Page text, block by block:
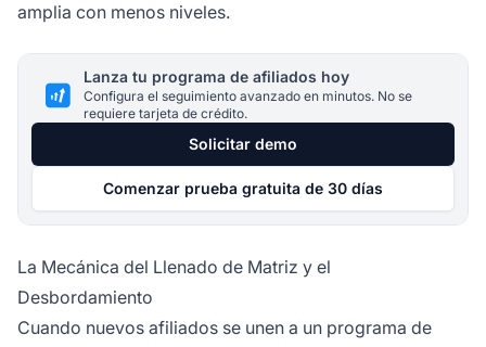
amplia con menos niveles.
Lanza tu programa de afiliados hoy
Configura el seguimiento avanzado en minutos. No se
requiere tarjeta de crédito.
Solicitar demo
Comenzar prueba gratuita de 30 días
La Mecánica del Llenado de Matriz y el
Desbordamiento
Cuando nuevos afiliados se unen a un programa de